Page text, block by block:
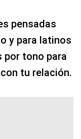
pensadas
y para latinos
por tono para
tu relación.